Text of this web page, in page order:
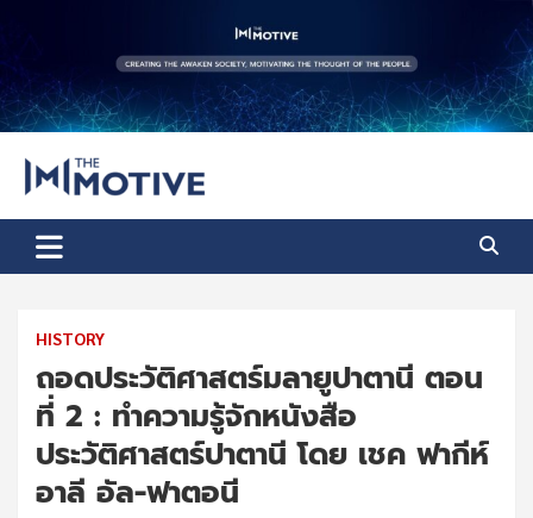
content
The Motive
HISTORY
ถอดประวัติศาสตร์มลายูปาตานี ตอน
ที่ 2 : ทำความรู้จักหนังสือ
ประวัติศาสตร์ปาตานี โดย เชค ฟากีห์
อาลี อัล-ฟาตอนี